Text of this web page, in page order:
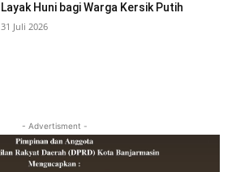
Layak Huni bagi Warga Kersik Putih
31 Juli 2026
- Advertisment -